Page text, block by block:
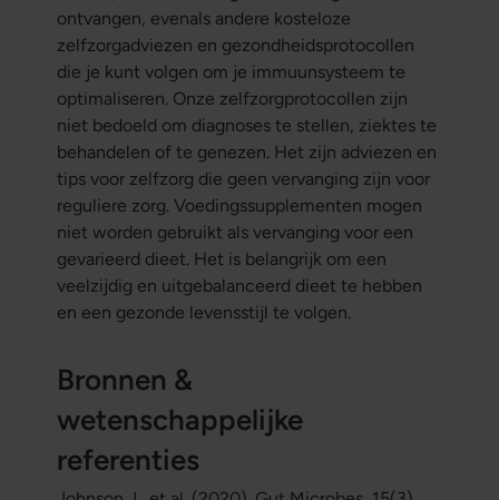
ontvangen, evenals andere kosteloze
zelfzorgadviezen en gezondheidsprotocollen
die je kunt volgen om je immuunsysteem te
optimaliseren. Onze zelfzorgprotocollen zijn
niet bedoeld om diagnoses te stellen, ziektes te
behandelen of te genezen. Het zijn adviezen en
tips voor zelfzorg die geen vervanging zijn voor
reguliere zorg. Voedingssupplementen mogen
niet worden gebruikt als vervanging voor een
gevarieerd dieet. Het is belangrijk om een
veelzijdig en uitgebalanceerd dieet te hebben
en een gezonde levensstijl te volgen.
Bronnen &
wetenschappelijke
referenties